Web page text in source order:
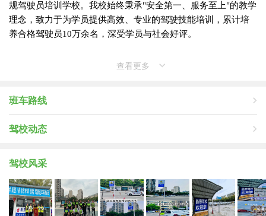
规驾驶员培训学校。我校始终秉承"安全第一、服务至上"的教学
理念，致力于为学员提供高效、专业的驾驶技能培训，累计培
养合格驾驶员10万余名，深受学员与社会好评。
查看更多
班车路线
驾校动态
驾校风采